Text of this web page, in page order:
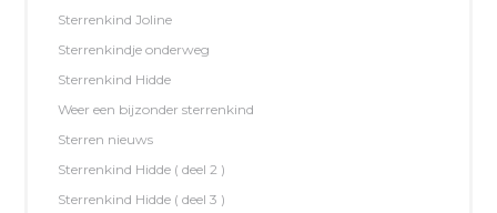
Sterrenkind Joline
Sterrenkindje onderweg
Sterrenkind Hidde
Weer een bijzonder sterrenkind
Sterren nieuws
Sterrenkind Hidde ( deel 2 )
Sterrenkind Hidde ( deel 3 )